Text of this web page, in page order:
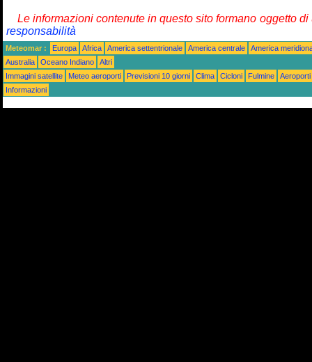
Le informazioni contenute in questo sito formano oggetto
responsabilità
Meteomar : Europa Africa America settentrionale America centrale
America
Australia
Oceano Indiano
Altri
Immagini satellite
Meteo aeroporti Previsioni 10 giorni Clima Cicloni Fulmine
Aeroporti
Informazioni